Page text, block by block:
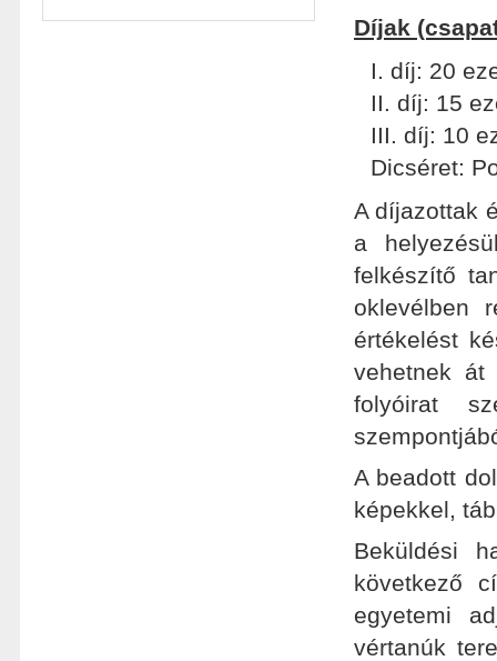
Díjak
I. díj: 20
II. díj: 15
III. díj: 10
Dicséret:
A díjazottak
a
felkészítő
oklevélben
értékelést
vehetnek
folyóirat
A beadott
képekkel,
Beküldési
következő
egyetemi
vértanúk